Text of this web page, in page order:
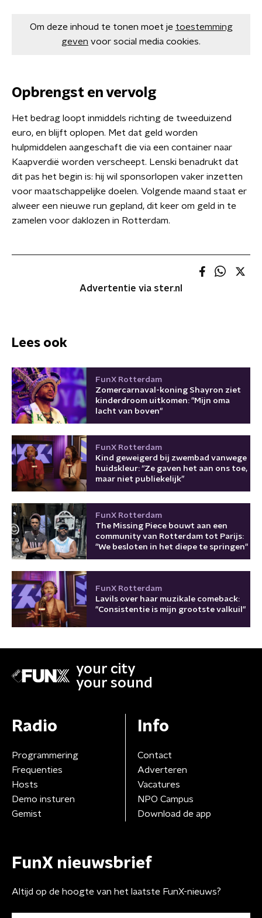
Om deze inhoud te tonen moet je toestemming
geven voor social media cookies.
Opbrengst en vervolg
Het bedrag loopt inmiddels richting de tweeduizend
euro, en blijft oplopen. Met dat geld worden
hulpmiddelen aangeschaft die via een container naar
Kaapverdië worden verscheept. Lenski benadrukt dat
dit pas het begin is: hij wil sponsorlopen vaker inzetten
voor maatschappelijke doelen. Volgende maand staat er
alweer een nieuwe run gepland, dit keer om geld in te
zamelen voor daklozen in Rotterdam.
Advertentie via ster.nl
Lees ook
FunX Rotterdam
Zomercarnaval-koning Shayron ziet
kinderdroom uitkomen: "Mijn oma
lacht van boven"
FunX Rotterdam
Kind geweigerd bij zwembad vanwege
huidskleur: “Ze gaven het aan ons toe,
maar niet publiekelijk”
FunX Rotterdam
The Missing Piece bouwt aan een
community van Rotterdam tot Parijs:
"We besloten in het diepe te springen"
FunX Rotterdam
Lavils over haar muzikale comeback:
"Consistentie is mijn grootste valkuil"
your city
your sound
Radio
Programmering
Frequenties
Hosts
Demo insturen
Gemist
Info
Contact
Adverteren
Vacatures
NPO Campus
Download de app
FunX nieuwsbrief
Altijd op de hoogte van het laatste FunX-nieuws?